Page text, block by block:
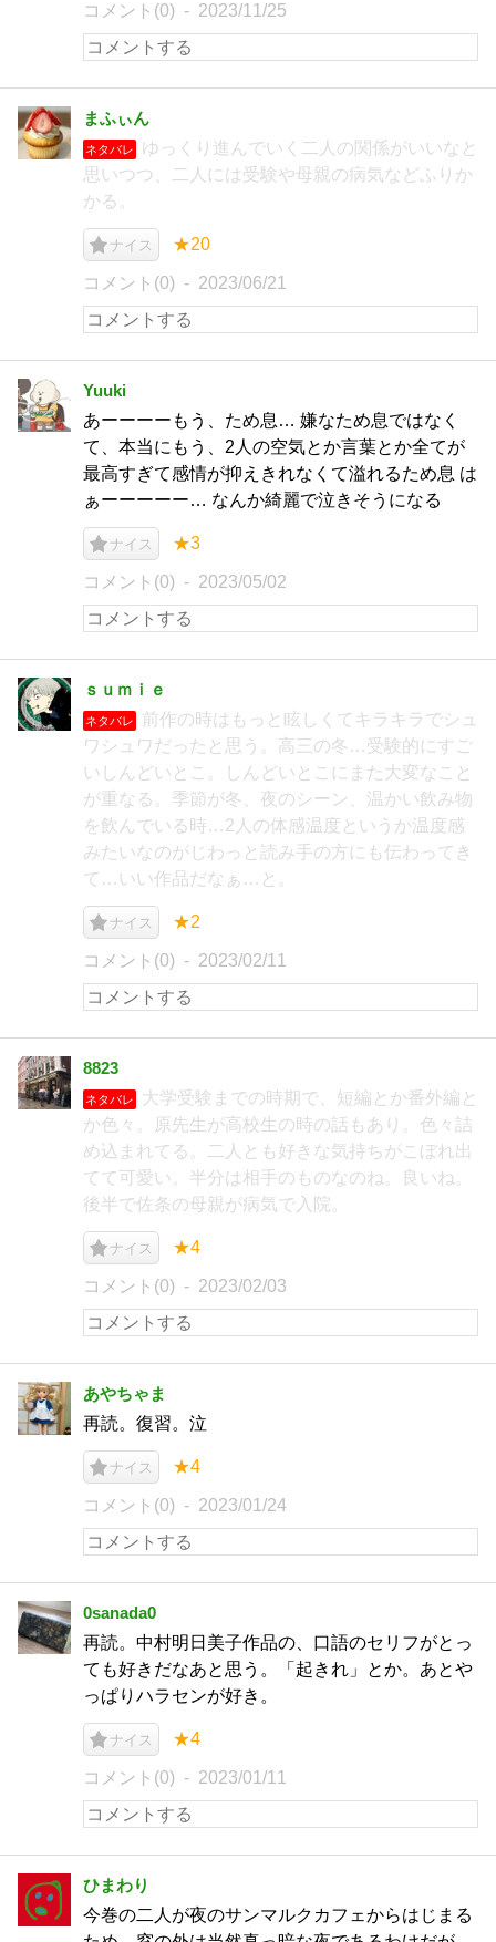
コメント(0) 2023/11/25
まふぃん
ネタバレ
ゆっくり進んでいく二人の関係がいいなと
思いつつ、二人には受験や母親の病気などふりか
かる。
ナイス ★20
コメント(0) 2023/06/21
Yuuki
あーーーーもう、ため息… 嫌なため息ではなく
て、本当にもう、2人の空気とか言葉とか全てが
最高すぎて感情が抑えきれなくて溢れるため息 は
ぁーーーーー… なんか綺麗で泣きそうになる
ナイス ★3
コメント(0) 2023/05/02
ｓｕｍｉｅ
ネタバレ
前作の時はもっと眩しくてキラキラでシュ
ワシュワだったと思う。高三の冬…受験的にすご
いしんどいとこ。しんどいとこにまた大変なこと
が重なる。季節が冬、夜のシーン、温かい飲み物
を飲んでいる時…2人の体感温度というか温度感
みたいなのがじわっと読み手の方にも伝わってき
て…いい作品だなぁ…と。
ナイス ★2
コメント(0) 2023/02/11
8823
ネタバレ
大学受験までの時期で、短編とか番外編と
か色々。原先生が高校生の時の話もあり。色々詰
め込まれてる。二人とも好きな気持ちがこぼれ出
てて可愛い。半分は相手のものなのね。良いね。
後半で佐条の母親が病気で入院。
ナイス ★4
コメント(0) 2023/02/03
あやちゃま
再読。復習。泣
ナイス ★4
コメント(0) 2023/01/24
0sanada0
再読。中村明日美子作品の、口語のセリフがとっ
ても好きだなあと思う。「起きれ」とか。あとや
っぱりハラセンが好き。
ナイス ★4
コメント(0) 2023/01/11
ひまわり
今巻の二人が夜のサンマルクカフェからはじまる